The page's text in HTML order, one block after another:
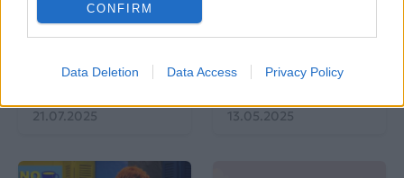
CONFIRM
Data Deletion Data Access Privacy Policy
WATERBLOOM: Η νέα
δροσερή εκπομπή του
γέλιο
21.07.2025
συνέντευξη που θα
@tsioras_aj
13.05.2025